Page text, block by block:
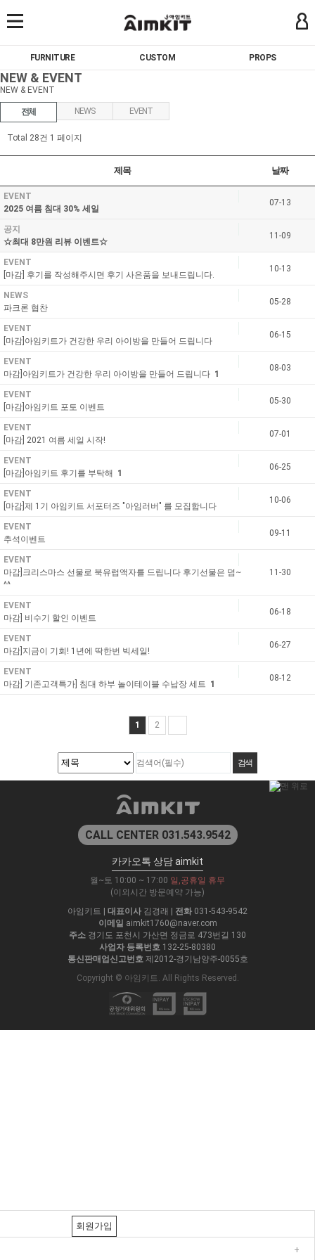
FURNITURE CUSTOM PROPS
NEW & EVENT
NEW & EVENT
전체 NEWS EVENT
Total 28건 1 페이지
제목 날짜
EVENT
2025 여름 침대 30% 세일
07-13
공지
☆최대 8만원 리뷰 이벤트☆
11-09
EVENT
[마감] 후기를 작성해주시면 후기 사은품을 보내드립니다.
10-13
NEWS
파크론 협찬
05-28
EVENT
[마감]아임키트가 건강한 우리 아이방을 만들어 드립니다
06-15
EVENT
마감]아임키트가 건강한 우리 아이방을 만들어 드립니다 1
08-03
EVENT
[마감]아임키트 포토 이벤트
05-30
EVENT
[마감] 2021 여름 세일 시작!
07-01
EVENT
[마감]아임키트 후기를 부탁해
1
06-25
EVENT
[마감]제 1기 아임키트 서포터즈 "아임러버" 를 모집합니다
10-06
EVENT
추석이벤트
09-11
EVENT
마감]크리스마스 선물로 북유럽액자를 드립니다 후기선물은 덤~
^^
11-30
EVENT
마감] 비수기 할인 이벤트
06-18
EVENT
마감]지금이 기회! 1년에 딱한번 빅세일!
06-27
EVENT
마감] 기존고객특가] 침대 하부 놀이테이블 수납장 세트 1
08-12
1 2
CALL CENTER 031.543.9542
카카오톡 상담 aimkit
월~토 10:00 ~ 17:00 일,공휴일 휴무
(이외시간 방문예약 가능)
아임키트
대표이사 김경래 전화 031-543-9542
이메일 aimkit1760@naver.com
주소 경기도 포천시 가산면 정금로 473번길 130
사업자 등록번호 132-25-80380
통신판매업신고번호제2012-경기남양주-0055호
Copyright © 아임키트. All Rights Reserved.
회원가입
+